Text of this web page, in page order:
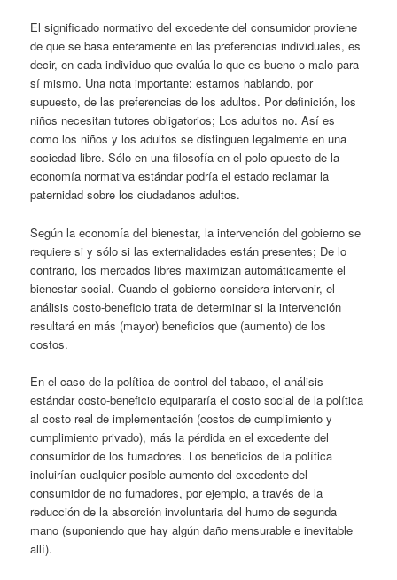
El significado normativo del excedente del consumidor proviene
de que se basa enteramente en las preferencias individuales, es
decir, en cada individuo que evalúa lo que es bueno o malo para
sí mismo. Una nota importante: estamos hablando, por
supuesto, de las preferencias de los adultos. Por definición, los
niños necesitan tutores obligatorios; Los adultos no. Así es
como los niños y los adultos se distinguen legalmente en una
sociedad libre. Sólo en una filosofía en el polo opuesto de la
economía normativa estándar podría el estado reclamar la
paternidad sobre los ciudadanos adultos.
Según la economía del bienestar, la intervención del gobierno se
requiere si y sólo si las externalidades están presentes; De lo
contrario, los mercados libres maximizan automáticamente el
bienestar social. Cuando el gobierno considera intervenir, el
análisis costo-beneficio trata de determinar si la intervención
resultará en más (mayor) beneficios que (aumento) de los
costos.
En el caso de la política de control del tabaco, el análisis
estándar costo-beneficio equipararía el costo social de la política
al costo real de implementación (costos de cumplimiento y
cumplimiento privado), más la pérdida en el excedente del
consumidor de los fumadores. Los beneficios de la política
incluirían cualquier posible aumento del excedente del
consumidor de no fumadores, por ejemplo, a través de la
reducción de la absorción involuntaria del humo de segunda
mano (suponiendo que hay algún daño mensurable e inevitable
allí).